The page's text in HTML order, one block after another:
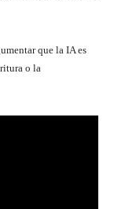
que la IA es
o la